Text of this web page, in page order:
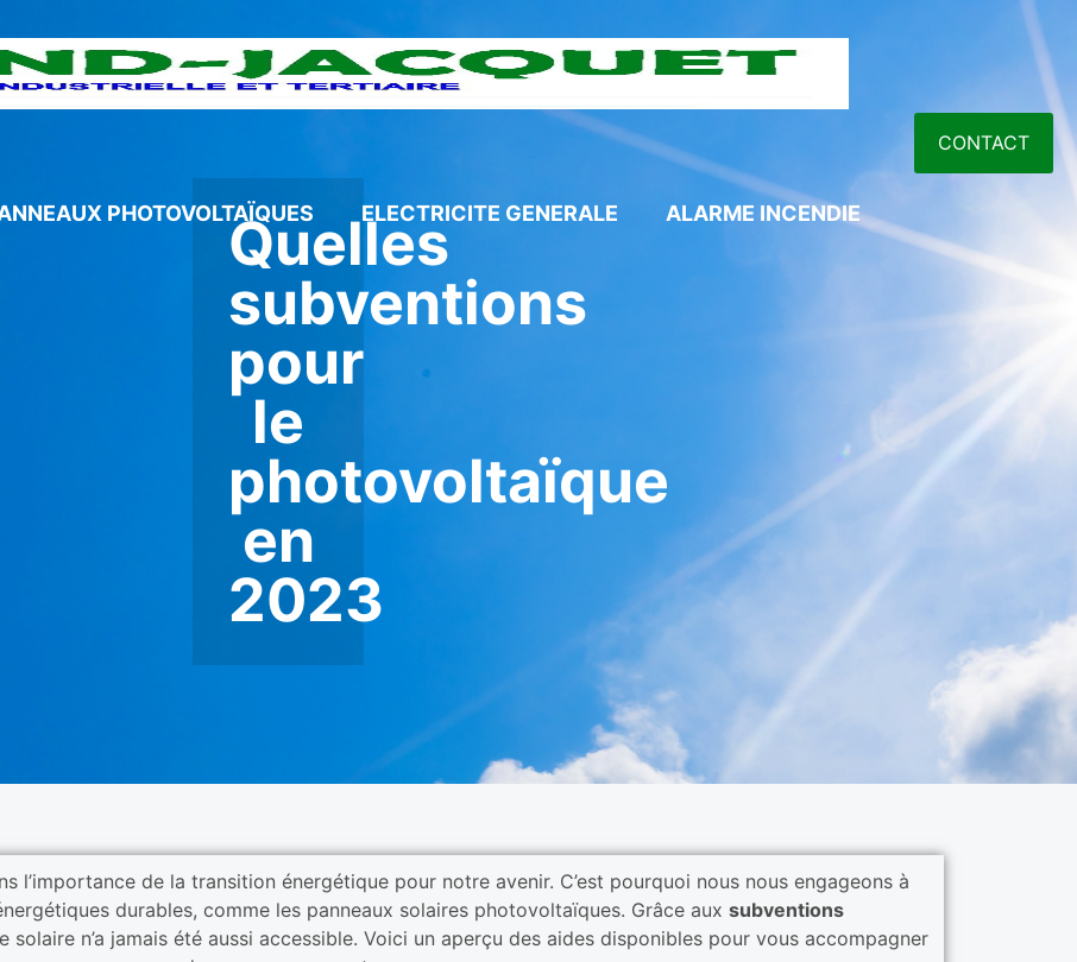
PHOTOVOLTAÏQUES ELECTRICITE GENERALE ALARME INCENDIE
CONTACT
Quelles
subventions
pour
le
photovoltaïque
en
2023
l’importance de la transition énergétique pour notre avenir. C’est pourquoi nous nous engageons à
durables, comme les panneaux solaires photovoltaïques. Grâce aux subventions
solaire n’a jamais été aussi accessible. Voici un aperçu des aides disponibles pour vous accompagner